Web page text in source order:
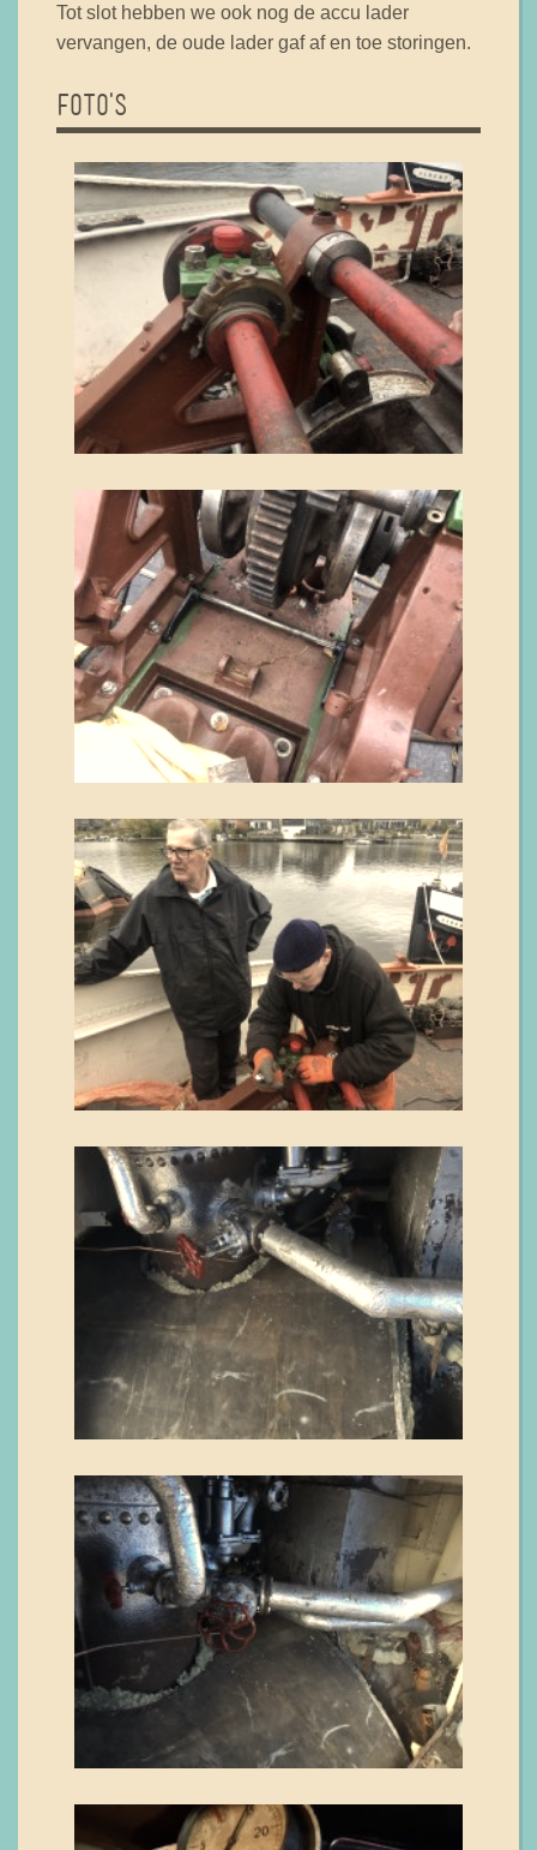
Tot slot hebben we ook nog de accu lader
vervangen, de oude lader gaf af en toe storingen.
FOTO'S